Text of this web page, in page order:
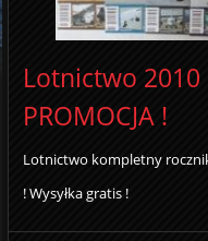
Lotnictwo
PROMOCJA !
Lotnictwo kompletny
! Wysyłka gratis !